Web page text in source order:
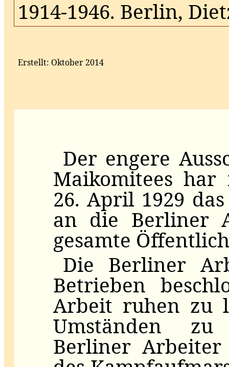
1914-1946. Berlin,
Erstellt: Oktober 2014
Der engere
Maikomitees
26. April 1929
an die Berliner
gesamte
Die Berliner
Betrieben
Arbeit ruhen zu
Umständen
Berliner